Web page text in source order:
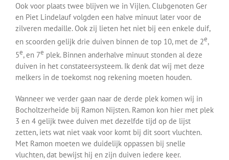
Ook voor plaats twee blijven we in Vijlen. Clubgenoten Ger
en Piet Lindelauf volgden een halve minuut later voor de
zilveren medaille. Ook zij lieten het niet bij een enkele duif,
en scoorden gelijk drie duiven binnen de top 10, met de 2e,
5e, en 7e plek. Binnen anderhalve minuut stonden al deze
duiven in het constateersysteem. Ik denk dat wij met deze
melkers in de toekomst nog rekening moeten houden.
Wanneer we verder gaan naar de derde plek komen wij in
Bocholtzerheide bij Ramon Nijsten. Ramon kon hier met plek
3 en 4 gelijk twee duiven met dezelfde tijd op de lijst
zetten, iets wat niet vaak voor komt bij dit soort vluchten.
Met Ramon moeten we duidelijk oppassen bij snelle
vluchten, dat bewijst hij en zijn duiven iedere keer.